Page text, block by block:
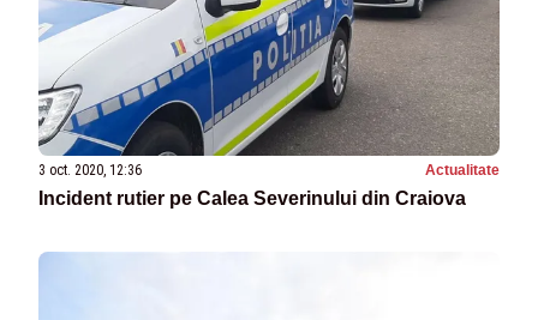
3 oct. 2020, 12:36 Actualitate
Incident rutier pe Calea Severinului din Craiova